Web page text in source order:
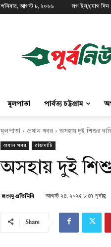
শনিবার, আগস্ট ৮, ২০২৬ লগ ইন/যোগ দিন
মূলপাতা পার্বত্য চট্টগ্রাম
মূলপাতা প্রধান খবর অসহায় দুই শিশুর
প্রধান খবর রাঙামাটি
অসহায় দুই
লংগদু প্রতিনিধি আগস্ট ২৪, ২০২৫ ৮:৪৭ পূর্বাহ্ণ
Share